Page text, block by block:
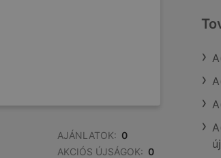
AJÁNLATOK: 0
AKCIÓS ÚJSÁGOK: 0